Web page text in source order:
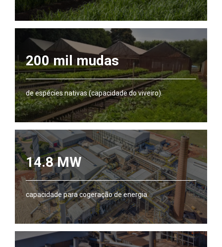
200 mil mudas
de espécies nativas (capacidade do viveiro).
14.8 MW
capacidade para cogeração de energia.